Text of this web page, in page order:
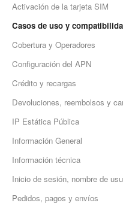
Activación de la tarjeta SIM
Casos de uso y
Cobertura y Operadores
Configuración del APN
Crédito y recargas
Devoluciones, reembolsos y
IP Estática Pública
Información General
Información técnica
Inicio de sesión, nombre de
Pedidos, pagos y envíos